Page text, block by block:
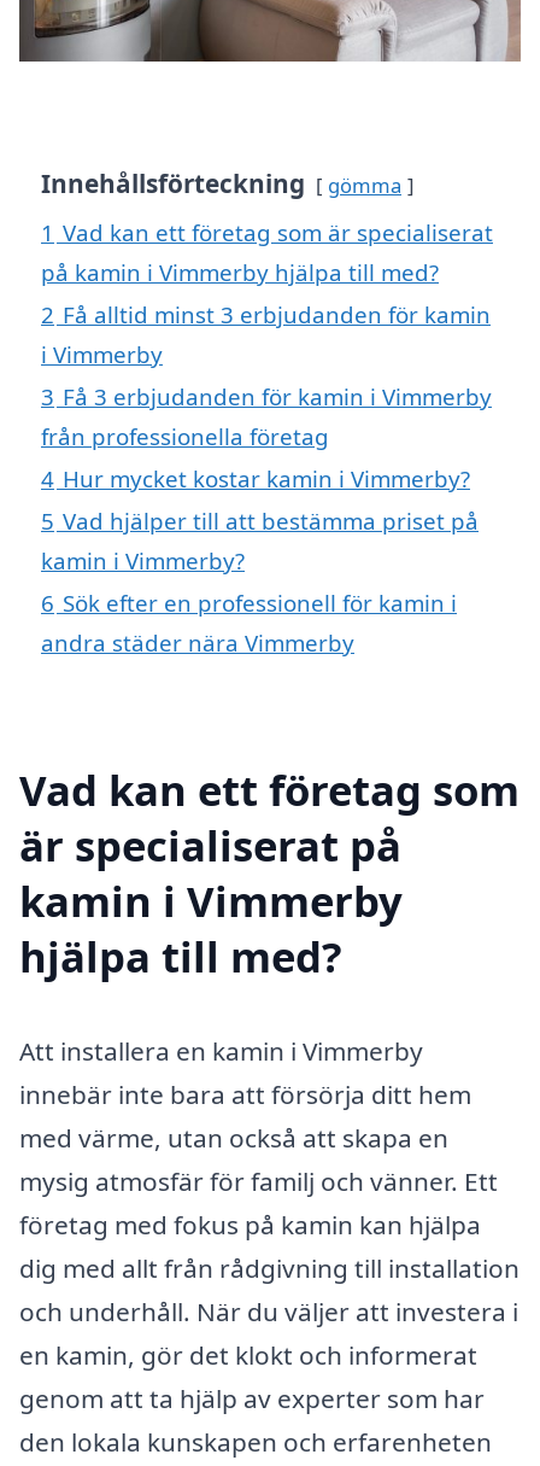
Innehållsförteckning gömma
1 Vad kan ett företag som är specialiserat
på kamin i Vimmerby hjälpa till med?
2 Få alltid minst 3 erbjudanden för kamin
i Vimmerby
3 Få 3 erbjudanden för kamin i Vimmerby
från professionella företag
4 Hur mycket kostar kamin i Vimmerby?
5 Vad hjälper till att bestämma priset på
kamin i Vimmerby?
6 Sök efter en professionell för kamin i
andra städer nära Vimmerby
Vad kan ett företag som
är specialiserat på
kamin i Vimmerby
hjälpa till med?
Att installera en kamin i Vimmerby
innebär inte bara att försörja ditt hem
med värme, utan också att skapa en
mysig atmosfär för familj och vänner. Ett
företag med fokus på kamin kan hjälpa
dig med allt från rådgivning till installation
och underhåll. När du väljer att investera i
en kamin, gör det klokt och informerat
genom att ta hjälp av experter som har
den lokala kunskapen och erfarenheten